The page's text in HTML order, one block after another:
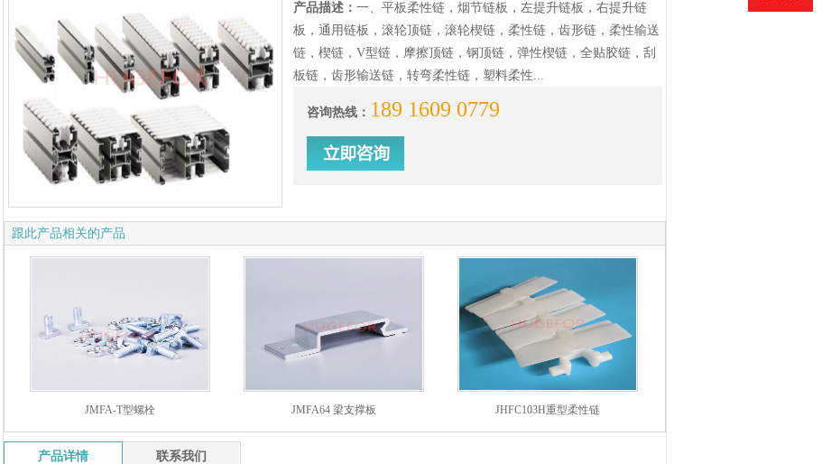
产品描述： 一、平板柔性链，烟节链板，左提升链板，右提升链
板，通用链板，滚轮顶链，滚轮楔链，柔性链，齿形链，柔性输送
链，楔链，V型链，摩擦顶链，钢顶链，弹性楔链，全贴胶链，刮
板链，齿形输送链，转弯柔性链，塑料柔性...
咨询热线： 189 1609 0779
跟此产品相关的产品
JMFA-T型螺栓 JMFA64 梁支撑板 JHFC103H重型柔性链
产品详情 联系我们